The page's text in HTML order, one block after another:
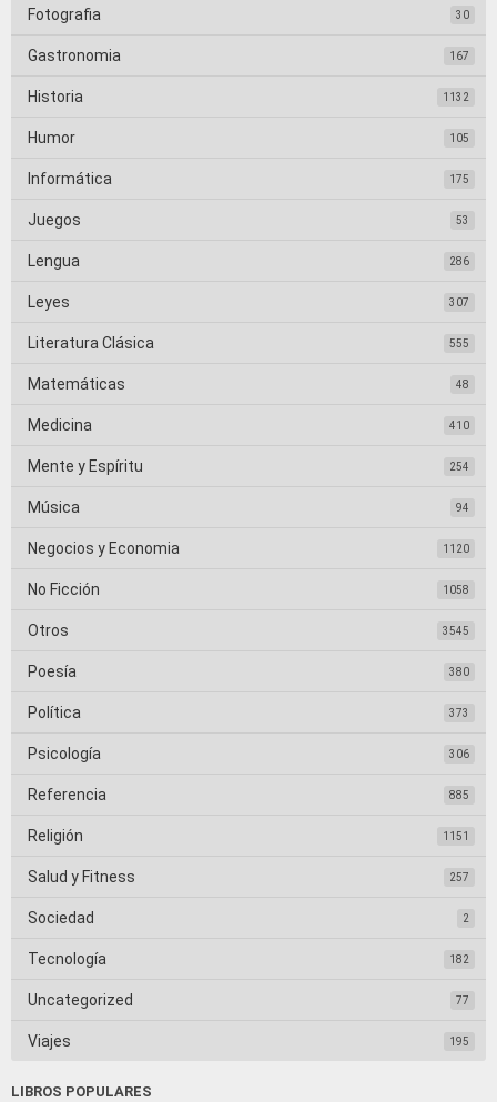
Fotografia 30
Gastronomia 167
Historia 1132
Humor 105
Informática 175
Juegos 53
Lengua 286
Leyes 307
Literatura Clásica 555
Matemáticas 48
Medicina 410
Mente y Espíritu 254
Música 94
Negocios y Economia 1120
No Ficción 1058
Otros 3545
Poesía 380
Política 373
Psicología 306
Referencia 885
Religión 1151
Salud y Fitness 257
Sociedad 2
Tecnología 182
Uncategorized 77
Viajes 195
LIBROS POPULARES